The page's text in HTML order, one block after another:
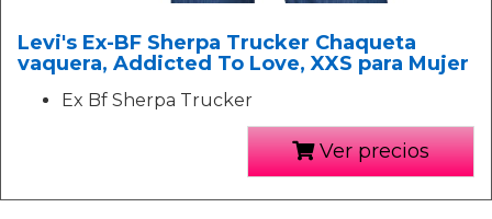
Levi's Ex-BF Sherpa Trucker Chaqueta
vaquera, Addicted To Love, XXS para Mujer
Ex Bf Sherpa Trucker
Ver precios